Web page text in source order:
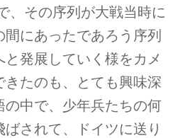
、その序列が大戦当時に
にあったであろう序列
と発展していく様をカメ
きたのも、とても興味深
の中で、少年兵たちの何
ばされて、ドイツに送り